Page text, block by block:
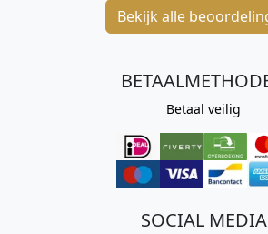
Bekijk alle
Betaal veilig
SOCIAL MEDIA